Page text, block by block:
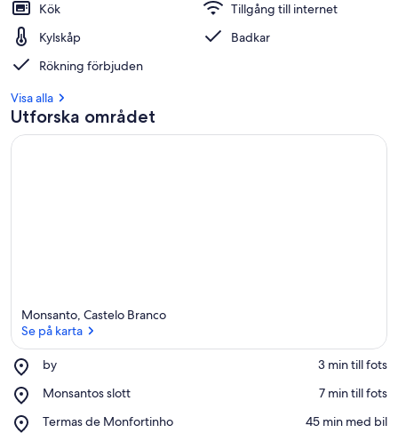
Kök
Tillgång till internet
Kylskåp
Badkar
Rökning förbjuden
Visa alla
Utforska området
Monsanto, Castelo Branco
Se på karta
by
Place,
‪3 min till fots‬
Monsantos slott
Place,
slott
‪7 min till fots‬
Termas de Monfortinho
Place,
‪45 min med bil‬